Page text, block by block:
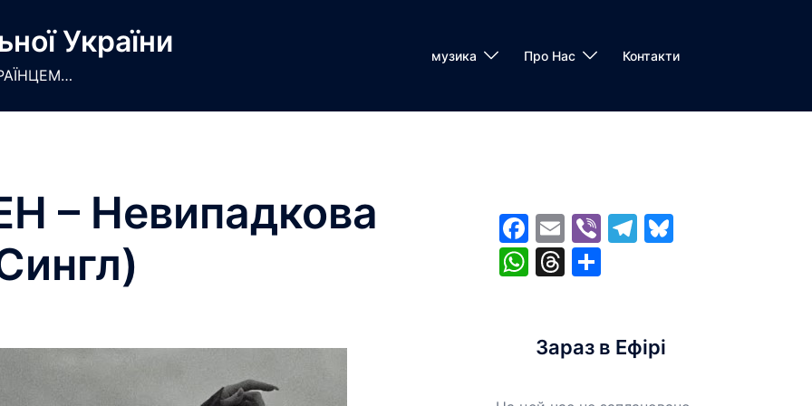
України музика Про Нас Контакти
– Невипадкова
Facebook
EmailViberTelegram
Bluesky
WhatsApp
Threads
Share
Зараз в Ефірі